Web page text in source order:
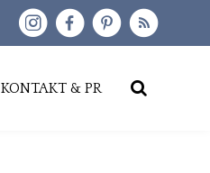
KONTAKT & PR